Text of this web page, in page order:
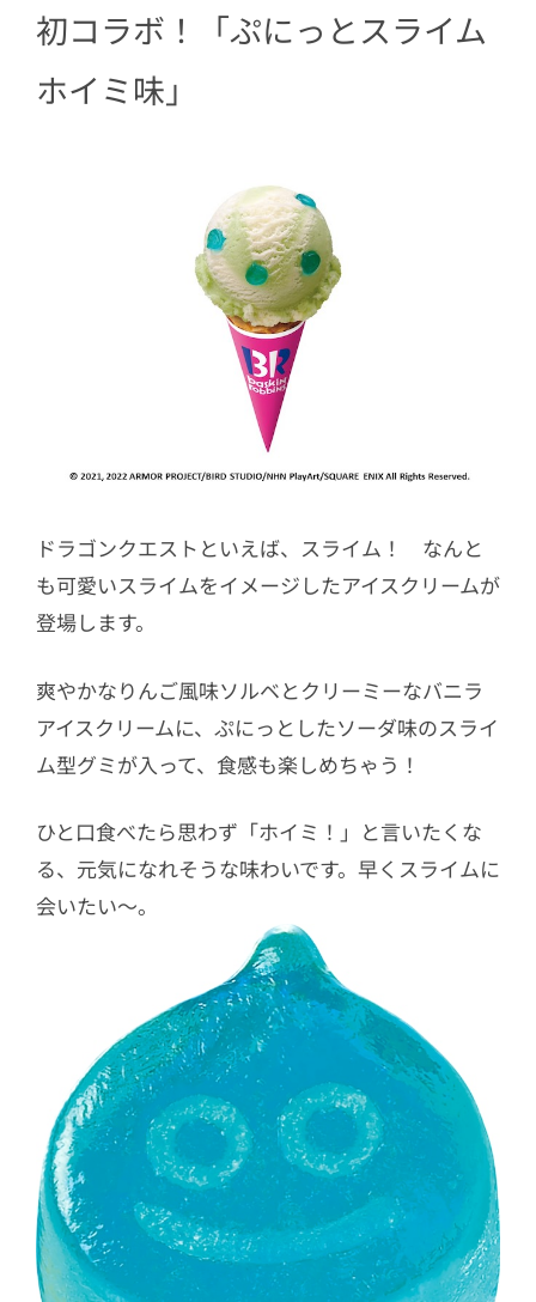
初コラボ！「ぷにっとスライム
ホイミ味」
ドラゴンクエストといえば、スライム！ なんと
も可愛いスライムをイメージしたアイスクリームが
登場します。
爽やかなりんご風味ソルベとクリーミーなバニラ
アイスクリームに、ぷにっとしたソーダ味のスライ
ム型グミが入って、食感も楽しめちゃう！
ひと口食べたら思わず「ホイミ！」と言いたくな
る、元気になれそうな味わいです。早くスライムに
会いたい〜。